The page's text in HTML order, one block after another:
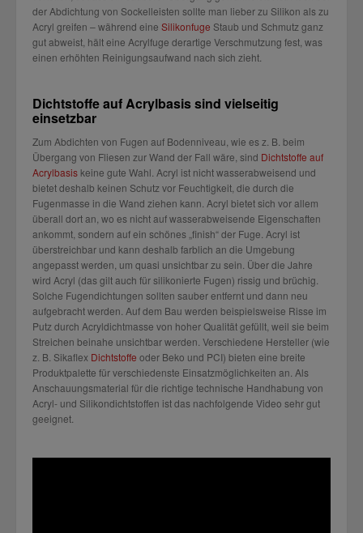
der Abdichtung von Sockelleisten sollte man lieber zu Silikon als zu
Acryl greifen – während eine Silikonfuge Staub und Schmutz ganz
gut abweist, hält eine Acrylfuge derartige Verschmutzung fest, was
einen erhöhten Reinigungsaufwand nach sich zieht.
Dichtstoffe auf Acrylbasis sind vielseitig
einsetzbar
Zum Abdichten von Fugen auf Bodenniveau, wie es z. B. beim
Übergang von Fliesen zur Wand der Fall wäre, sind Dichtstoffe auf
Acrylbasis keine gute Wahl. Acryl ist nicht wasserabweisend und
bietet deshalb keinen Schutz vor Feuchtigkeit, die durch die
Fugenmasse in die Wand ziehen kann. Acryl bietet sich vor allem
überall dort an, wo es nicht auf wasserabweisende Eigenschaften
ankommt, sondern auf ein schönes „finish“ der Fuge. Acryl ist
überstreichbar und kann deshalb farblich an die Umgebung
angepasst werden, um quasi unsichtbar zu sein. Über die Jahre
wird Acryl (das gilt auch für silikonierte Fugen) rissig und brüchig.
Solche Fugendichtungen sollten sauber entfernt und dann neu
aufgebracht werden. Auf dem Bau werden beispielsweise Risse im
Putz durch Acryldichtmasse von hoher Qualität gefüllt, weil sie beim
Streichen beinahe unsichtbar werden. Verschiedene Hersteller (wie
z. B. Sikaflex Dichtstoffe oder Beko und PCI) bieten eine breite
Produktpalette für verschiedenste Einsatzmöglichkeiten an. Als
Anschauungsmaterial für die richtige technische Handhabung von
Acryl- und Silikondichtstoffen ist das nachfolgende Video sehr gut
geeignet.